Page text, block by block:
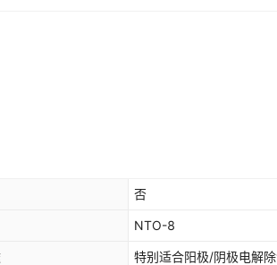
否
NTO-8
特别适合阳极/阴极电解